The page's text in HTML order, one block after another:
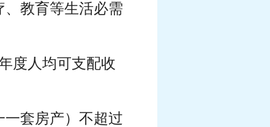
、教育等生活必需
度人均可支配收
一套房产）不超过